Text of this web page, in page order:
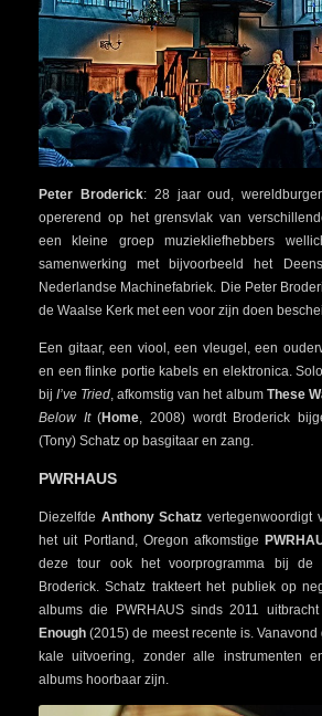
Peter Broderick: 28 jaar oud,
opererend op het grensvlak van
een kleine groep muziekliefhebbers
samenwerking met bijvoorbeeld het
Nederlandse Machinefabriek. Die Peter
de Waalse Kerk met een voor zijn doen
Een gitaar, een viool, een vleugel, een
en een flinke portie kabels en elektronica.
bijI’ve Tried, afkomstig van het album These
Below It(Home, 2008) wordt Broderick
(Tony) Schatz op basgitaar en zang.
PWRHAUS
Diezelfde Anthony Schatz vertegenwoordigt
het uit Portland, Oregon afkomstige
deze tour ook het voorprogramma bij de
Broderick. Schatz trakteert het publiek op
albums die PWRHAUS sinds 2011
Enough (2015) de meest recente is.
kale uitvoering, zonder alle instrumenten
albums hoorbaar zijn.